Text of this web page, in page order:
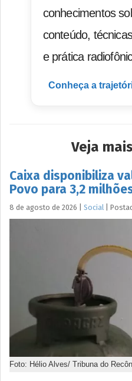
conhecimentos
conteúdo,
e prática
Conheça a
Veja
Caixa disponibiliza
Povo para 3,2
8 de agosto de 2026 Social
Foto: Hélio Alves/ Tribuna do